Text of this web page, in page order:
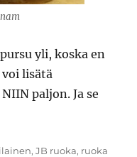
yli, koska en
lisätä
paljon. Ja se
,JB ruoka, ruoka